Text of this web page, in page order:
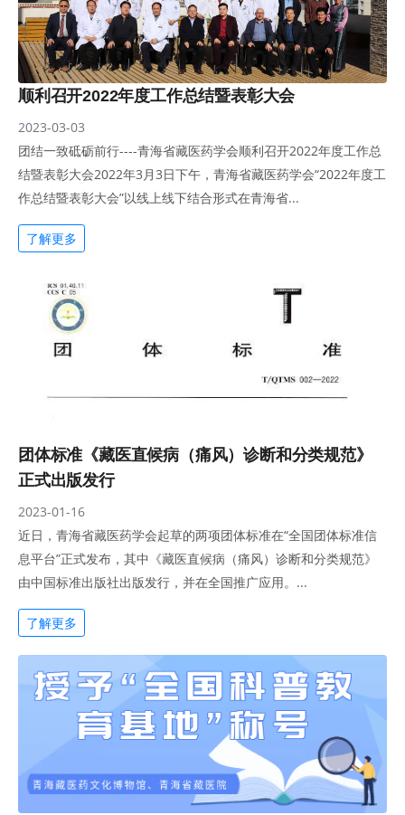
顺利召开2022年度工作总结暨表彰大会
2023-03-03
团结一致砥砺前行----青海省藏医药学会顺利召开2022年度工作总
结暨表彰大会2022年3月3日下午，青海省藏医药学会“2022年度工
作总结暨表彰大会”以线上线下结合形式在青海省...
了解更多
团体标准《藏医直候病（痛风）诊断和分类规范》
正式出版发行
2023-01-16
近日，青海省藏医药学会起草的两项团体标准在“全国团体标准信
息平台”正式发布，其中《藏医直候病（痛风）诊断和分类规范》
由中国标准出版社出版发行，并在全国推广应用。...
了解更多